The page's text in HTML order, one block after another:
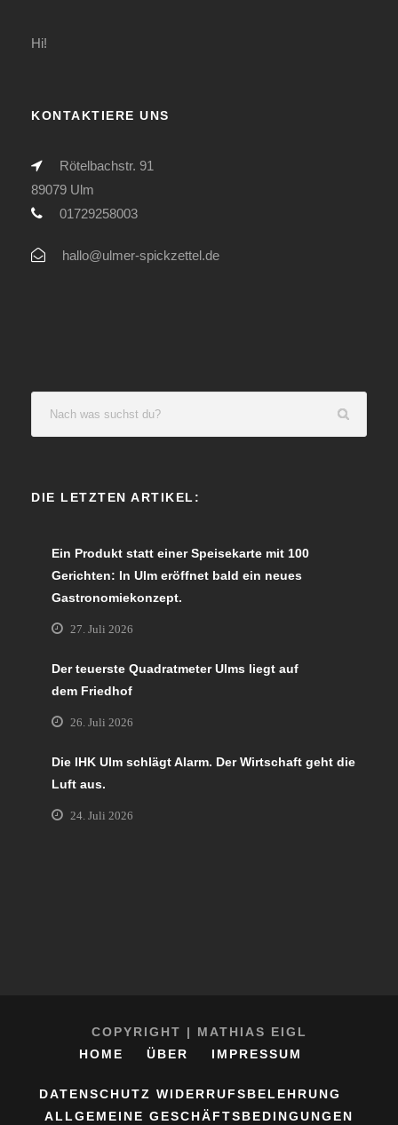
Hi!
KONTAKTIERE UNS
Rötelbachstr. 91
89079 Ulm
01729258003
hallo@ulmer-spickzettel.de
DIE LETZTEN ARTIKEL:
Ein Produkt statt einer Speisekarte mit 100
Gerichten: In Ulm eröffnet bald ein neues
Gastronomiekonzept.
27. Juli 2026
Der teuerste Quadratmeter Ulms liegt auf
dem Friedhof
26. Juli 2026
Die IHK Ulm schlägt Alarm. Der Wirtschaft geht die
Luft aus.
24. Juli 2026
COPYRIGHT | MATHIAS EIGL
HOME
ÜBER IMPRESSUM
DATENSCHUTZ WIDERRUFSBELEHRUNG
ALLGEMEINE GESCHÄFTSBEDINGUNGEN